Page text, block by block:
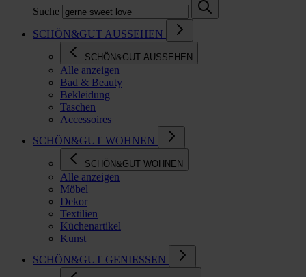
Suche
SCHÖN&GUT AUSSEHEN
SCHÖN&GUT AUSSEHEN
Alle anzeigen
Bad & Beauty
Bekleidung
Taschen
Accessoires
SCHÖN&GUT WOHNEN
SCHÖN&GUT WOHNEN
Alle anzeigen
Möbel
Dekor
Textilien
Küchenartikel
Kunst
SCHÖN&GUT GENIESSEN